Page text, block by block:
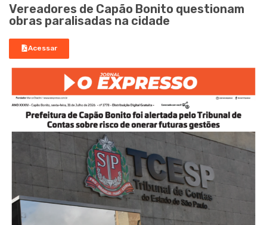
Vereadores de Capão Bonito questionam
obras paralisadas na cidade
Acessar